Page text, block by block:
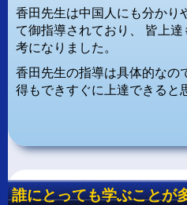
香田先生は中国人にも分かり
て御指導されており、
皆上達
考になりました。
香田先生の指導は具体的なの
得もできすぐに上達できると
誰にとっても学ぶことが